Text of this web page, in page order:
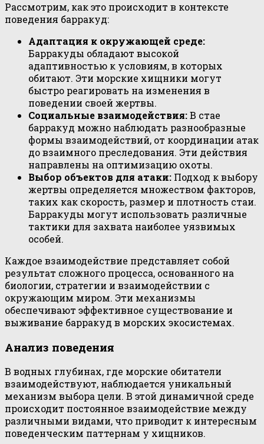
Рассмотрим, как это происходит в контексте
поведения барракуд:
Адаптация к окружающей среде:
Барракуды обладают высокой
адаптивностью к условиям, в которых
обитают. Эти морские хищники могут
быстро реагировать на изменения в
поведении своей жертвы.
Социальные взаимодействия:В стае
барракуд можно наблюдать разнообразные
формы взаимодействий, от координации атак
до взаимного преследования. Эти действия
направлены на оптимизацию охоты.
Выбор объектов для атаки: Подход к выбору
жертвы определяется множеством факторов,
таких как скорость, размер и плотность стаи.
Барракуды могут использовать различные
тактики для захвата наиболее уязвимых
особей.
Каждое взаимодействие представляет собой
результат сложного процесса, основанного на
биологии, стратегии и взаимодействии с
окружающим миром. Эти механизмы
обеспечивают эффективное существование и
выживание барракуд в морских экосистемах.
Анализ поведения
В водных глубинах, где морские обитатели
взаимодействуют, наблюдается уникальный
механизм выбора цели. В этой динамичной среде
происходит постоянное взаимодействие между
различными видами, что приводит к интересным
поведенческим паттернам у хищников.